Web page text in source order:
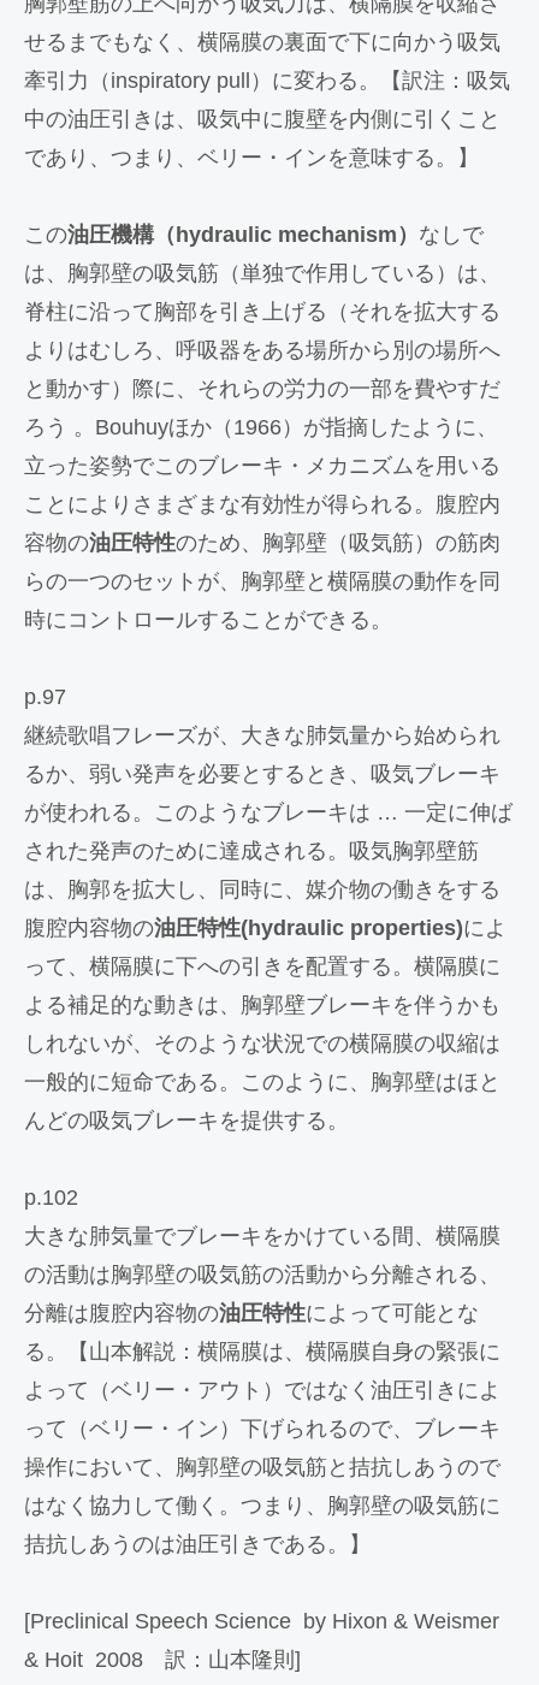
せるまでもなく、横隔膜の裏面で下に向かう吸気
牽引力（inspiratory pull）に変わる。【訳注：吸気
中の油圧引きは、吸気中に腹壁を内側に引くこと
であり、つまり、ベリー・インを意味する。】
この油圧機構（hydraulic mechanism） なしで
は、胸郭壁の吸気筋（単独で作用している）は、
脊柱に沿って胸部を引き上げる（それを拡大する
よりはむしろ、呼吸器をある場所から別の場所へ
と動かす）際に、それらの労力の一部を費やすだ
ろう 。Bouhuyほか（1966）が指摘したように、
立った姿勢でこのブレーキ・メカニズムを用いる
ことによりさまざまな有効性が得られる。腹腔内
容物の油圧特性のため、胸郭壁（吸気筋）の筋肉
らの一つのセットが、胸郭壁と横隔膜の動作を同
時にコントロールすることができる。
p.97
継続歌唱フレーズが、大きな肺気量から始められ
るか、弱い発声を必要とするとき、吸気ブレーキ
が使われる。このようなブレーキは … 一定に伸ば
された発声のために達成される。吸気胸郭壁筋
は、胸郭を拡大し、同時に、媒介物の働きをする
腹腔内容物の油圧特性(hydraulic properties)によ
って、横隔膜に下への引きを配置する。横隔膜に
よる補足的な動きは、胸郭壁ブレーキを伴うかも
しれないが、そのような状況での横隔膜の収縮は
一般的に短命である。このように、胸郭壁はほと
んどの吸気ブレーキを提供する。
p.102
大きな肺気量でブレーキをかけている間、横隔膜
の活動は胸郭壁の吸気筋の活動から分離される、
分離は腹腔内容物の油圧特性によって可能とな
る。【山本解説：横隔膜は、横隔膜自身の緊張に
よって（ベリー・アウト）ではなく油圧引きによ
って（ベリー・イン）下げられるので、ブレーキ
操作において、胸郭壁の吸気筋と拮抗しあうので
はなく協力して働く。つまり、胸郭壁の吸気筋に
拮抗しあうのは油圧引きである。】
[Preclinical Speech Science by Hixon & Weismer
& Hoit 2008 訳：山本隆則]